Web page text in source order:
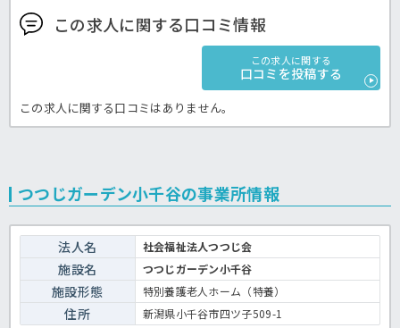
この求人に関する口コミ情報
この求人に関する
口コミを投稿する
この求人に関する口コミはありません。
つつじガーデン小千谷の事業所情報
法人名 社会福祉法人つつじ会
施設名 つつじガーデン小千谷
施設形態 特別養護老人ホーム（特養）
住所 新潟県小千谷市四ツ子509-1